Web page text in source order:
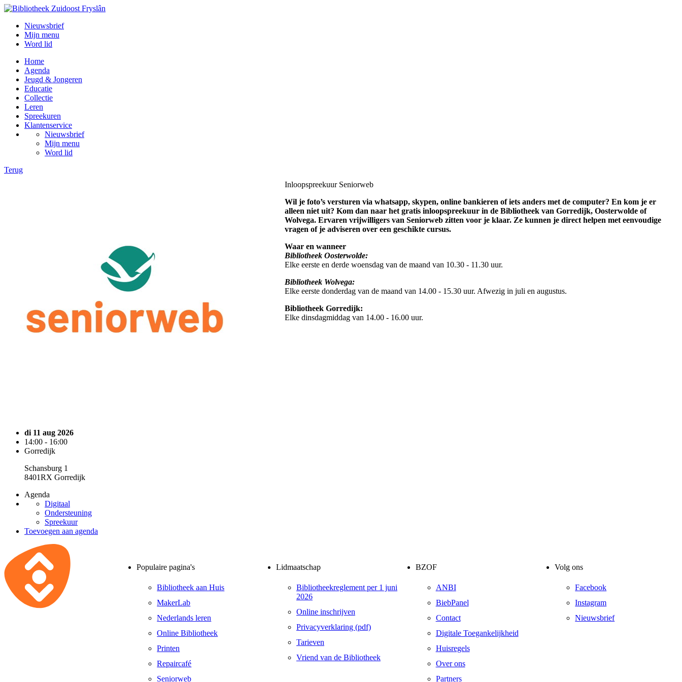
Nieuwsbrief
Mijn menu
Word lid
Home
Agenda
Jeugd & Jongeren
Educatie
Collectie
Leren
Spreekuren
Klantenservice
Nieuwsbrief
Mijn menu
Word lid
Terug
di 11 aug 2026
14:00 - 16:00
Gorredijk
Schansburg 1
8401RX Gorredijk
Agenda
Digitaal
Ondersteuning
Spreekuur
Toevoegen aan agenda
Inloopspreekuur Seniorweb
Wil je foto’s versturen via whatsapp, skypen, online bankieren of iets anders met de computer? En kom je er
alleen niet uit? Kom dan naar het gratis inloopspreekuur in de Bibliotheek van Gorredijk, Oosterwolde of
Wolvega. Ervaren vrijwilligers van Seniorweb zitten voor je klaar. Ze kunnen je direct helpen met eenvoudige
vragen of je adviseren over een geschikte cursus.
Waar en wanneer
Bibliotheek Oosterwolde:
Elke eerste en derde woensdag van de maand van 10.30 - 11.30 uur.
Bibliotheek Wolvega:
Elke eerste donderdag van de maand van 14.00 - 15.30 uur. Afwezig in juli en augustus.
Bibliotheek Gorredijk:
Elke dinsdagmiddag van 14.00 - 16.00 uur.
Populaire pagina's
Bibliotheek aan Huis
MakerLab
Nederlands leren
Online Bibliotheek
Printen
Repaircafé
Seniorweb
Lidmaatschap
Bibliotheekreglement per 1 juni
2026
Online inschrijven
Privacyverklaring (pdf)
Tarieven
Vriend van de Bibliotheek
BZOF
ANBI
BiebPanel
Contact
Digitale Toegankelijkheid
Huisregels
Over ons
Partners
Volg ons
Facebook
Instagram
Nieuwsbrief